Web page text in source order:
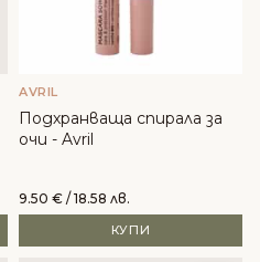
AVRIL
Подхранваща спирала за
очи - Avril
9.50 € / 18.58 лв.
КУПИ